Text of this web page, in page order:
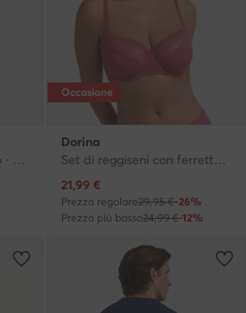
Reggiseno senza ferretto · Rosa
Occasione
Dorina
Set di reggiseni con ferretto · Rosa
Prezzo attuale
21,99 €
Prezzo regolare29,95 €-26%
Prezzo più basso24,99 €-12%